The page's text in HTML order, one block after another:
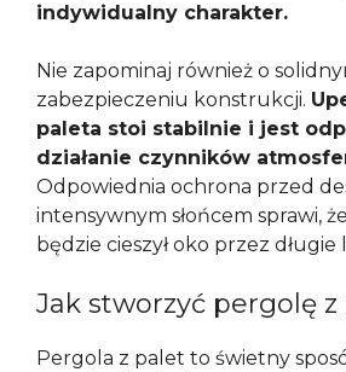
indywidualny charakter.
Nie zapominaj również o
zabezpieczeniu konstrukcji.
paleta stoi stabilnie i jest
działanie czynników
Odpowiednia ochrona przed
intensywnym słońcem sprawi,
będzie cieszył oko przez długie
Jak stworzyć pergolę z
Pergola z palet to świetny